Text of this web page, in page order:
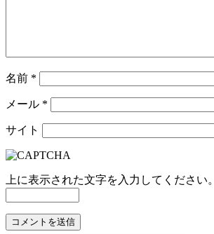
名前 *
メール *
サイト
上に表示された文字を入力してください。